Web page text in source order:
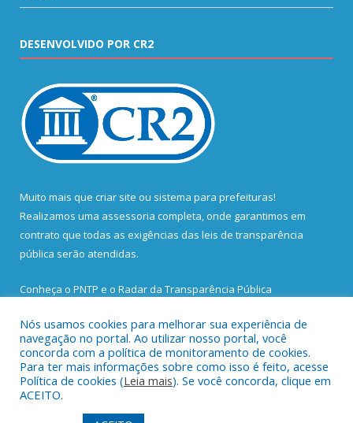
DESENVOLVIDO POR CR2
Muito mais que criar site ou sistema para prefeituras!
Realizamos uma assessoria completa, onde garantimos em
contrato que todas as exigências das leis de transparência
pública serão atendidas.
Conheça o PNTP e o Radar da Transparência Pública
Todos os direitos reservados a Prefeitura Municipal de Santa
Bárbara do Pará.
Nós usamos cookies para melhorar sua experiência de
navegação no portal. Ao utilizar nosso portal, você
concorda com a política de monitoramento de cookies.
Para ter mais informações sobre como isso é feito, acesse
Política de cookies (Leia mais). Se você concorda, clique em
ACEITO.